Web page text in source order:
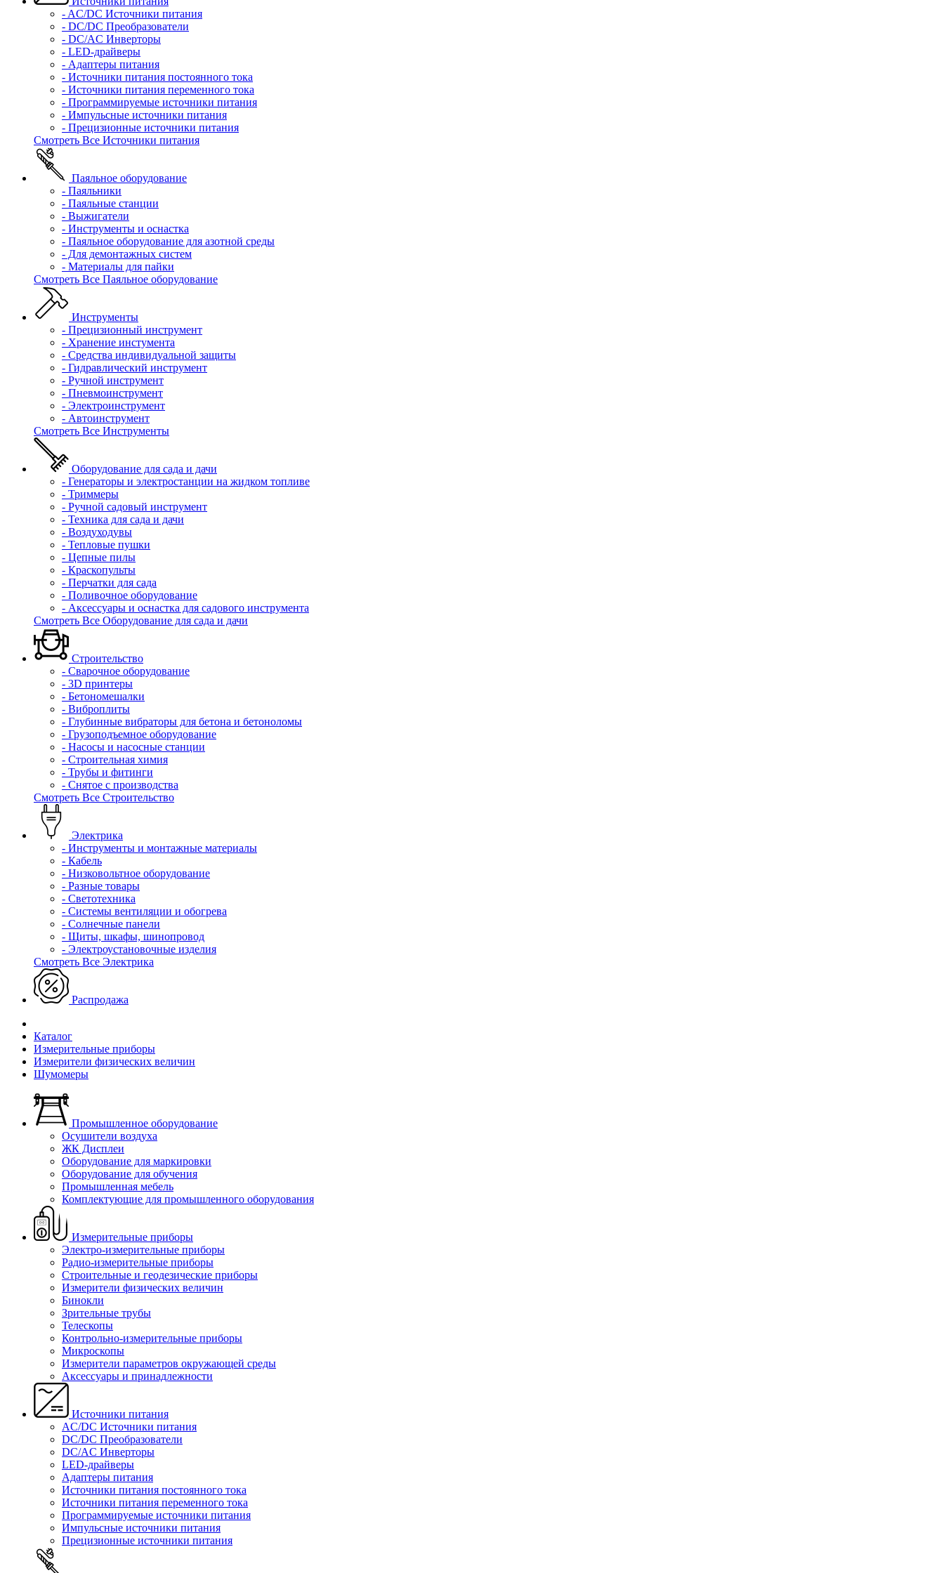
- AC/DC Источники питания
- DC/DC Преобразователи
- DC/AC Инверторы
- LED-драйверы
- Адаптеры питания
- Источники питания постоянного тока
- Источники питания переменного тока
- Программируемые источники питания
- Импульсные источники питания
- Прецизионные источники питания
Смотреть Все Источники питания
Паяльное оборудование
- Паяльники
- Паяльные станции
- Выжигатели
- Инструменты и оснастка
- Паяльное оборудование для азотной среды
- Для демонтажных систем
- Материалы для пайки
Смотреть Все Паяльное оборудование
Инструменты
- Прецизионный инструмент
- Хранение инстумента
- Средства индивидуальной защиты
- Гидравлический инструмент
- Ручной инструмент
- Пневмоинструмент
- Электроинструмент
- Автоинструмент
Смотреть Все Инструменты
Оборудование для сада и дачи
- Генераторы и электростанции на жидком топливе
- Триммеры
- Ручной садовый инструмент
- Техника для сада и дачи
- Воздуходувы
- Тепловые пушки
- Цепные пилы
- Краскопульты
- Перчатки для сада
- Поливочное оборудование
- Аксессуары и оснастка для садового инструмента
Смотреть Все Оборудование для сада и дачи
Строительство
- Сварочное оборудование
- 3D принтеры
- Бетономешалки
- Виброплиты
- Глубинные вибраторы для бетона и бетоноломы
- Грузоподъемное оборудование
- Насосы и насосные станции
- Строительная химия
- Трубы и фитинги
- Снятое с производства
Смотреть Все Строительство
Электрика
- Инструменты и монтажные материалы
- Кабель
- Низковольтное оборудование
- Разные товары
- Светотехника
- Системы вентиляции и обогрева
- Солнечные панели
- Щиты, шкафы, шинопровод
- Электроустановочные изделия
Смотреть Все Электрика
Распродажа
Каталог
Измерительные приборы
Измерители физических величин
Шумомеры
Промышленное оборудование
Осушители воздуха
ЖК Дисплеи
Оборудование для маркировки
Оборудование для обучения
Промышленная мебель
Комплектующие для промышленного оборудования
Измерительные приборы
Электро-измерительные приборы
Радио-измерительные приборы
Строительные и геодезические приборы
Измерители физических величин
Бинокли
Зрительные трубы
Телескопы
Контрольно-измерительные приборы
Микроскопы
Измерители параметров окружающей среды
Аксессуары и принадлежности
Источники питания
AC/DC Источники питания
DC/DC Преобразователи
DC/AC Инверторы
LED-драйверы
Адаптеры питания
Источники питания постоянного тока
Источники питания переменного тока
Программируемые источники питания
Импульсные источники питания
Прецизионные источники питания